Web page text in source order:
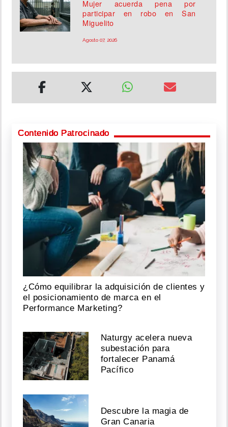
Mujer acuerda pena por
participar en robo en San
Miguelito
Agosto 07, 2026
Contenido Patrocinado
¿Cómo equilibrar la adquisición de clientes y
el posicionamiento de marca en el
Performance Marketing?
Naturgy acelera nueva
subestación para
fortalecer Panamá
Pacífico
Descubre la magia de
Gran Canaria